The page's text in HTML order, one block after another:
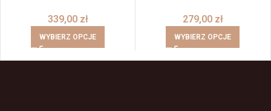
339,00 zł
WYBIERZ OPCJE
279,00 zł
WYBIERZ OPCJE